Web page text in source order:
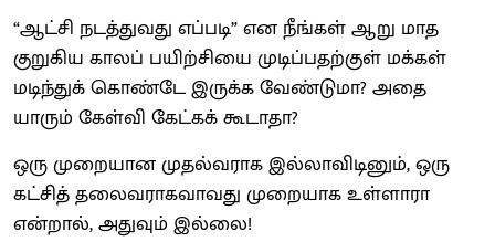
“ஆட்சி நடத்துவது எப்படி” என நீங்கள் ஆறு மாத
குறுகிய காலப் பயிற்சியை முடிப்பதற்குள் மக்கள்
மடிந்துக் கொண்டே இருக்க வேண்டுமா? அதை
யாரும் கேள்வி கேட்கக் கூடாதா?
ஒரு முறையான முதல்வராக இல்லாவிடினும், ஒரு
கட்சித் தலைவராகவாவது முறையாக உள்ளாரா
என்றால், அதுவும் இல்லை!